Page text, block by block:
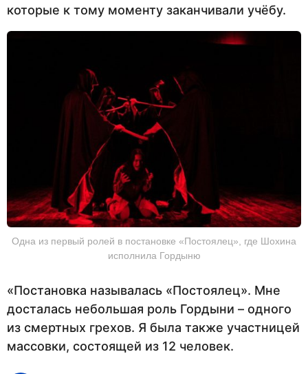
которые к тому моменту заканчивали учёбу.
Одна из первый ролей в постановке «Постоялец», где Шохина
исполнила Гордыню
«Постановка называлась «Постоялец». Мне
досталась небольшая роль Гордыни – одного
из смертных грехов. Я была также участницей
массовки, состоящей из 12 человек.